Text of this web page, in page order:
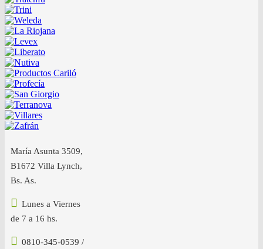
María Asunta 3509,
B1672 Villa Lynch,
Bs. As.
Lunes a Viernes
de 7 a 16 hs.
0810-345-0539 /